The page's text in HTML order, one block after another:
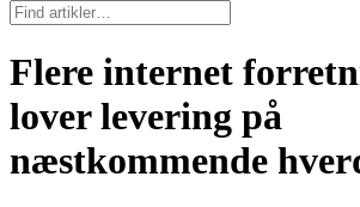
Flere internet
lover levering på
næstkommende